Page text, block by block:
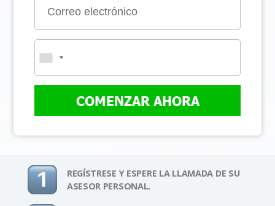
COMENZAR AHORA
REGÍSTRESE Y ESPERE LA LLAMADA DE SU
ASESOR PERSONAL.